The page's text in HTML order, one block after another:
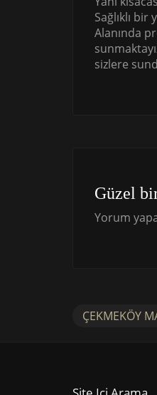
Sağlıklı
Alanında
sizlere
Güzel
Yorum
ÇEKMEKÖY